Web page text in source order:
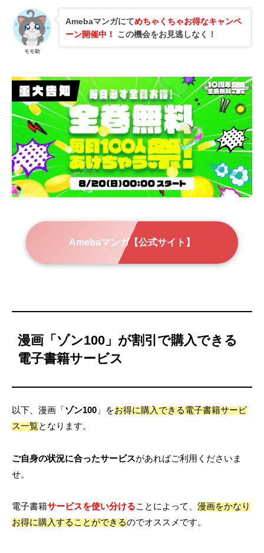
モモ助
Amebaマンガにてめちゃくちゃお得なキャンペ
ーン開催中！
この機会をお見逃しなく！
Amebaマンガ【公式サイト】
漫画「ゾン100」が割引で購入できる
電子書籍サービス
以下、漫画「ゾン100 」をお得に購入できる電子書籍サービ
ス一覧となります。
ご自身の状況に合ったサービスがあればご利用くださいま
せ。
電子書籍サービスを使い分けることによって、 漫画をかなり
お得に購入することができるのでオススメです。